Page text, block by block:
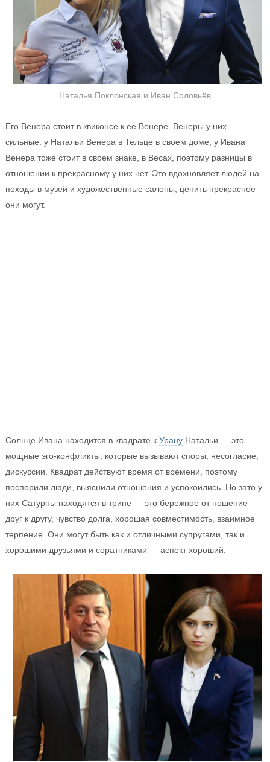
Наталья Поклонская и Иван Соловьёв
Его Венера стоит в квиконсе к ее Венере. Венеры у них
сильные: у Натальи Венера в Тельце в своем доме, у Ивана
Венера тоже стоит в своем знаке, в Весах, поэтому разницы в
отношении к прекрасному у них нет. Это вдохновляет людей на
походы в музей и художественные салоны, ценить прекрасное
они могут.
Солнце Ивана находится в квадрате к УрануНатальи — это
мощные эго-конфликты, которые вызывают споры, несогласие,
дискуссии. Квадрат действуют время от времени, поэтому
поспорили люди, выяснили отношения и успокоились. Но зато у
них Сатурны находятся в трине — это бережное от ношение
друг к другу, чувство долга, хорошая совместимость, взаимное
терпение. Они могут быть как и отличными супругами, так и
хорошими друзьями и соратниками — аспект хороший.